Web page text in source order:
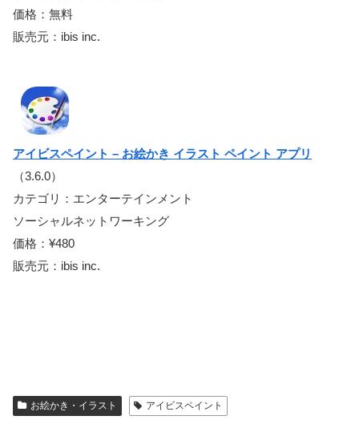
価格：無料
販売元：ibis inc.
アイビスペイント – お絵かき イラスト ペイント アプリ
（3.6.0）
カテゴリ：エンターテインメント
ソーシャルネットワーキング
価格：¥480
販売元：ibis inc.
お絵かき・イラスト アイビスペイント